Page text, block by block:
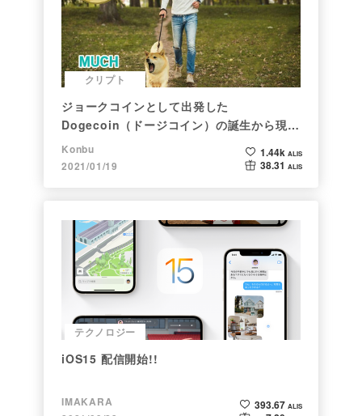
クリプト
ジョークコインとして出発した
Dogecoin（ドージコイン）の誕生から現在
まで。注目される非証券性🐶
Konbu
2021/01/19
1.44k ALIS
38.31 ALIS
テクノロジー
iOS15 配信開始!!
IMAKARA
393.67 ALIS